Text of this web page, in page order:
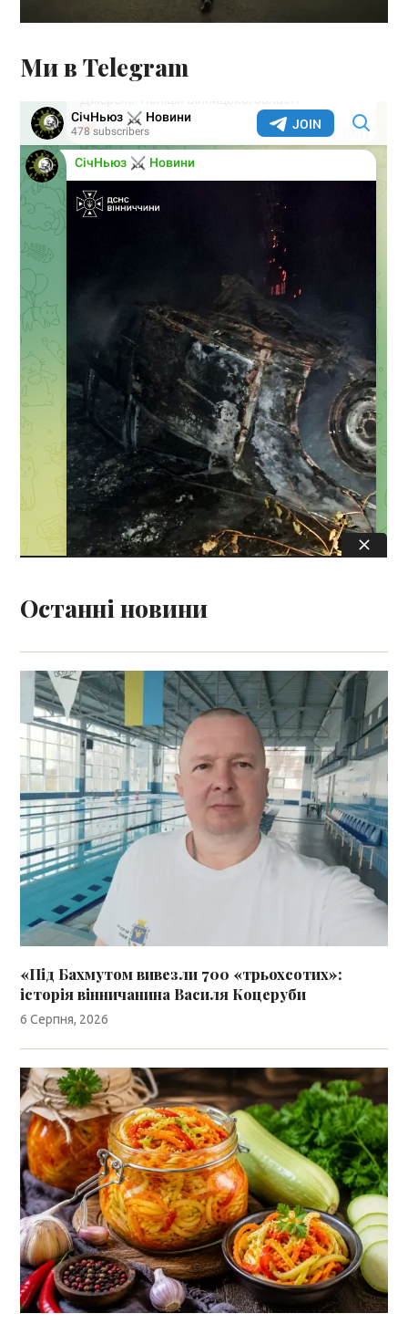
Ми в Telegram
Останні новини
«Під Бахмутом вивезли 700 «трьохсотих»:
історія вінничанина Василя Коцеруби
6 Серпня, 2026